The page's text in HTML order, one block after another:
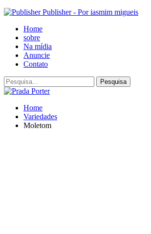
Publisher - Por iasmim migueis
Home
sobre
Na mídia
Anuncie
Contato
Home
Variedades
Moletom